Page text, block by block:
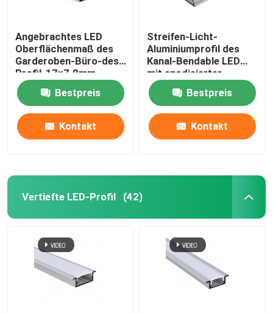
Angebrachtes LED
Oberflächenmaß des
Garderoben-Büro-des
Profil-17x7.8mm
Bestpreis
Kontakt
Streifen-Licht-
Aluminiumprofil des
Kanal-Bendable LED
mit anodisierter
Malerei
Bestpreis
Kontakt
Vertiefte LED-Profil (42)